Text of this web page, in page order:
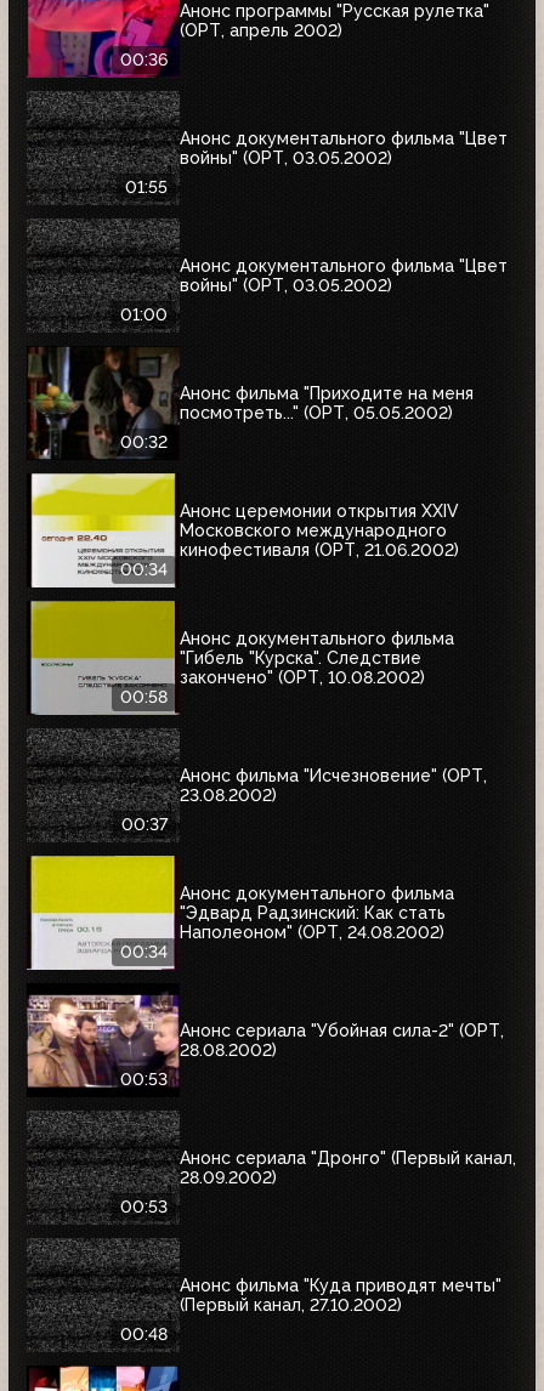
00:36
Анонс программы "Русская рулетка"
(ОРТ, апрель 2002)
01:55
Анонс документального фильма "Цвет
войны" (ОРТ, 03.05.2002)
01:00
Анонс документального фильма "Цвет
войны" (ОРТ, 03.05.2002)
00:32
Анонс фильма "Приходите на меня
посмотреть..." (ОРТ, 05.05.2002)
00:34
Анонс церемонии открытия XXIV
Московского международного
кинофестиваля (ОРТ, 21.06.2002)
00:58
Анонс документального фильма
"Гибель "Курска". Следствие
закончено" (ОРТ, 10.08.2002)
00:37
Анонс фильма "Исчезновение" (ОРТ,
23.08.2002)
00:34
Анонс документального фильма
"Эдвард Радзинский: Как стать
Наполеоном" (ОРТ, 24.08.2002)
00:53
Анонс сериала "Убойная сила-2" (ОРТ,
28.08.2002)
00:53
Анонс сериала "Дронго" (Первый канал,
28.09.2002)
00:48
Анонс фильма "Куда приводят мечты"
(Первый канал, 27.10.2002)